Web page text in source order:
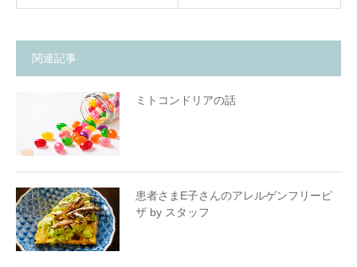
関連記事
ミトコンドリアの話
患者さまE子さんのアレルゲンフリーピ
ザ by スタッフ